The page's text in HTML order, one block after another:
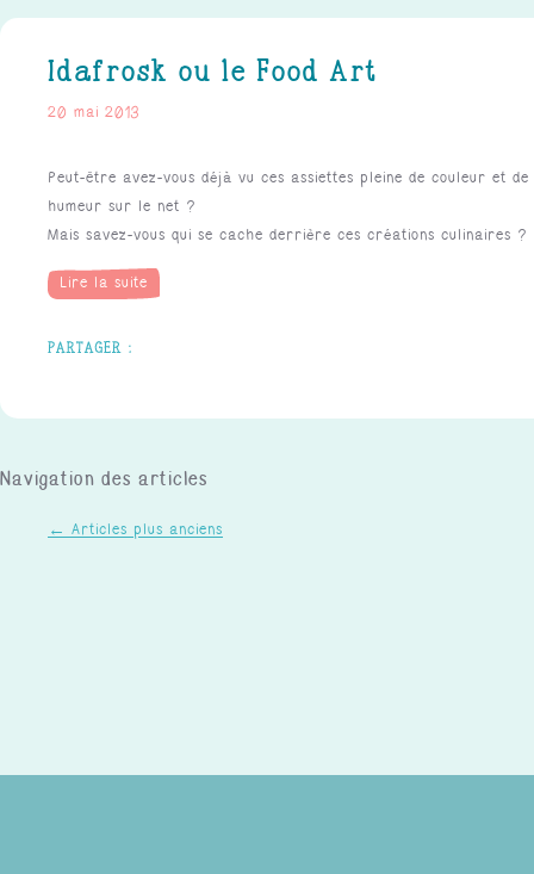
Idafrosk ou le Food Art
20 mai 2013
Peut-être avez-vous déjà vu ces assiettes pleine de couleur et de
humeur sur le net ?
Mais savez-vous qui se cache derrière ces créations culinaires ?
Lire la suite
Navigation des articles
← Articles plus anciens